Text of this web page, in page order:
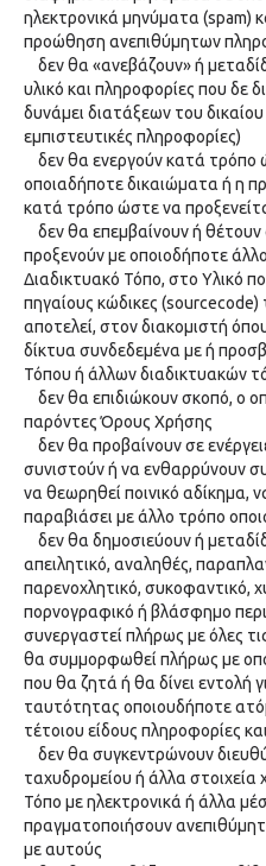
ηλεκτρονικά μηνύματα (spam)
προώθηση ανεπιθύμητων
δεν θα «ανεβάζουν» ή
υλικό και πληροφορίες που δε
δυνάμει διατάξεων του
εμπιστευτικές πληροφορίες)
δεν θα ενεργούν κατά τρόπο
οποιαδήποτε δικαιώματα ή η
κατά τρόπο ώστε να
δεν θα επεμβαίνουν ή θέτουν
προξενούν με οποιοδήποτε
Διαδικτυακό Τόπο, στο Υλικό
πηγαίους κώδικες (sourcecode)
αποτελεί, στον διακομιστή
δίκτυα συνδεδεμένα με ή
Τόπου ή άλλων διαδικτυακών
δεν θα επιδιώκουν σκοπό, ο
παρόντες Όρους Χρήσης
δεν θα προβαίνουν σε
συνιστούν ή να ενθαρρύνουν
να θεωρηθεί ποινικό αδίκημα,
παραβιάσει με άλλο τρόπο
δεν θα δημοσιεύουν ή
απειλητικό, αναληθές,
παρενοχλητικό, συκοφαντικό,
πορνογραφικό ή βλάσφημο
συνεργαστεί πλήρως με όλες
θα συμμορφωθεί πλήρως με
που θα ζητά ή θα δίνει εντολή
ταυτότητας οποιουδήποτε
τέτοιου είδους πληροφορίες
δεν θα συγκεντρώνουν
ταχυδρομείου ή άλλα
Τόπο με ηλεκτρονικά ή άλλα
πραγματοποιήσουν
με αυτούς